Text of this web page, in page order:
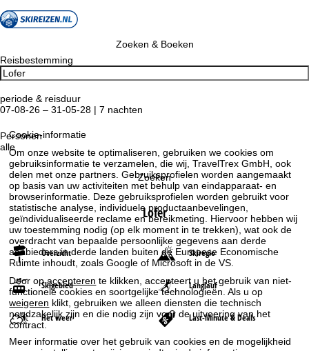
Cookie-informatie
Om onze website te optimaliseren, gebruiken we cookies om
gebruiksinformatie te verzamelen, die wij, TravelTrex GmbH, ook
delen met onze partners. Gebruiksprofielen worden aangemaakt
op basis van uw activiteiten met behulp van eindapparaat- en
browserinformatie. Deze gebruiksprofielen worden gebruikt voor
statistische analyse, individuele productaanbevelingen,
geïndividualiseerde reclame en bereikmeting. Hiervoor hebben wij
uw toestemming nodig (op elk moment in te trekken), wat ook de
overdracht van bepaalde persoonlijke gegevens aan derde
aanbieders in derde landen buiten de Europese Economische
Ruimte inhoudt, zoals Google of Microsoft in de VS.
Door opaccepteren te klikken, accepteert u het gebruik van niet-
functionele cookies en soortgelijke technologieën. Als u op
weigeren klikt, gebruiken we alleen diensten die technisch
noodzakelijk zijn en die nodig zijn voor de uitvoering van het
contract.
Meer informatie over het gebruik van cookies en de mogelijkheid
Zoeken & Boeken
Reisbestemming
periode & reisduur
07-08-26 – 31-05-28 | 7 nachten
Personen
alle
Zoeken
Lofer
Overzicht Skiregio
Skigebied Langlauf
Het weer Last-Minute & Deals